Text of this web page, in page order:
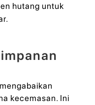
hutang untuk
kecemasan. Ini